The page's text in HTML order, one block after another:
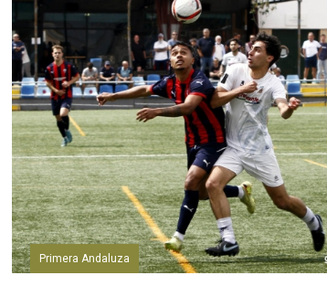
Primera Andaluza